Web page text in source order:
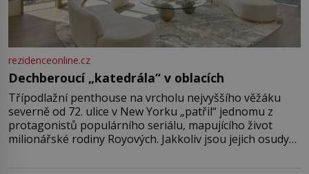
rezidenceonline.cz
Dechberoucí „katedrála“ v oblacích
Třípodlažní penthouse na vrcholu nejvyššího věžáku
severně od 72. ulice v New Yorku „patřil“ jednomu z
protagonistů populárního seriálu, mapujícího život
milionářské rodiny Royových. Jakkoliv jsou jejich osudy